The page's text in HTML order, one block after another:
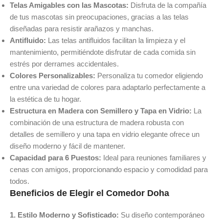
Telas Amigables con las Mascotas: Disfruta de la compañía
de tus mascotas sin preocupaciones, gracias a las telas
diseñadas para resistir arañazos y manchas.
Antifluido: Las telas antifluidos facilitan la limpieza y el
mantenimiento, permitiéndote disfrutar de cada comida sin
estrés por derrames accidentales.
Colores Personalizables: Personaliza tu comedor eligiendo
entre una variedad de colores para adaptarlo perfectamente a
la estética de tu hogar.
Estructura en Madera con Semillero y Tapa en Vidrio: La
combinación de una estructura de madera robusta con
detalles de semillero y una tapa en vidrio elegante ofrece un
diseño moderno y fácil de mantener.
Capacidad para 6 Puestos: Ideal para reuniones familiares y
cenas con amigos, proporcionando espacio y comodidad para
todos.
Beneficios de Elegir el Comedor Doha
1. Estilo Moderno y Sofisticado: Su diseño contemporáneo